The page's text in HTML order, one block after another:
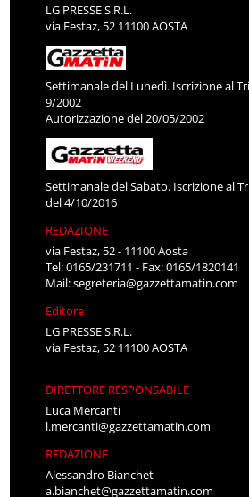
LG PRESSE S.R.L.
via Festaz, 52 11100 AOSTA
Settimanale del Lunedì. Iscrizione al
9/2002
Autorizzazione del 20/05/2002
Settimanale del Sabato. Iscrizione al
del 4/10/2016
REDAZIONE
via Festaz, 52 - 11100 Aosta
Tel: 0165/231711 - Fax: 0165/1820141
Mail:segreteria@gazzettamatin.com
Editore
LG PRESSE S.R.L.
via Festaz, 52 11100 AOSTA
DIRETTORE RESPONSABILE
Luca Mercanti
l.mercanti@gazzettamatin.com
REDAZIONE
Alessandro Bianchet
a.bianchet@gazzettamatin.com